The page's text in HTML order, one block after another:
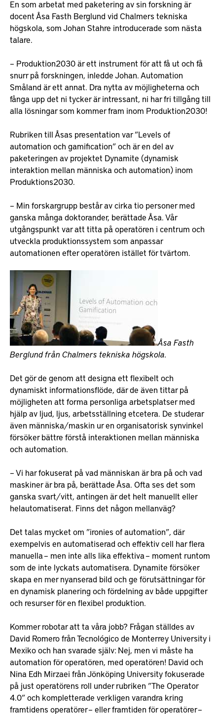
En som arbetat med paketering av sin forskning är
docent Åsa Fasth Berglund vid Chalmers tekniska
högskola, som Johan Stahre introducerade som nästa
talare.
– Produktion2030 är ett instrument för att få ut och få
snurr på forskningen, inledde Johan. Automation
Småland är ett annat. Dra nytta av möjligheterna och
fånga upp det ni tycker är intressant, ni har fri tillgång till
alla lösningar som kommer fram inom Produktion2030!
Rubriken till Åsas presentation var ”Levels of
automation och gamification” och är en del av
paketeringen av projektet Dynamite (dynamisk
interaktion mellan människa och automation) inom
Produktions2030.
– Min forskargrupp består av cirka tio personer med
ganska många doktorander, berättade Åsa. Vår
utgångspunkt var att titta på operatören i centrum och
utveckla produktionssystem som anpassar
automationen efter operatören istället för tvärtom.
Åsa Fasth
Berglund från Chalmers tekniska högskola.
Det gör de genom att designa ett flexibelt och
dynamiskt informationsflöde, där de även tittar på
möjligheten att forma personliga arbetsplatser med
hjälp av ljud, ljus, arbetsställning etcetera. De studerar
även människa/maskin ur en organisatorisk synvinkel
försöker bättre förstå interaktionen mellan människa
och automation.
– Vi har fokuserat på vad människan är bra på och vad
maskiner är bra på, berättade Åsa. Ofta ses det som
ganska svart/vitt, antingen är det helt manuellt eller
helautomatiserat. Finns det någon mellanväg?
Det talas mycket om ”ironies of automation”, där
exempelvis en automatiserad och effektiv cell har flera
manuella – men inte alls lika effektiva – moment runtom
som de inte lyckats automatisera. Dynamite försöker
skapa en mer nyanserad bild och ge förutsättningar för
en dynamisk planering och fördelning av både uppgifter
och resurser för en flexibel produktion.
Kommer robotar att ta våra jobb? Frågan ställdes av
David Romero från Tecnológico de Monterrey University i
Mexiko och han svarade själv: Nej, men vi måste ha
automation för operatören, med operatören! David och
Nina Edh Mirzaei från Jönköping University fokuserade
på just operatörens roll under rubriken ”The Operator
4.0” och kompletterade verkligen varandra kring
framtidens operatörer – eller framtiden för operatörer –